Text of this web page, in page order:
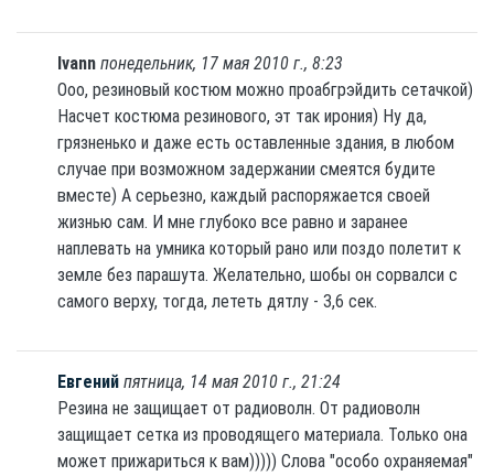
Ivannпонедельник, 17 мая 2010 г., 8:23
Ооо, резиновый костюм можно проабгрэйдить сетачкой)
Насчет костюма резинового, эт так ирония) Ну да,
грязненько и даже есть оставленные здания, в любом
случае при возможном задержании смеятся будите
вместе) А серьезно, каждый распоряжается своей
жизнью сам. И мне глубоко все равно и заранее
наплевать на умника который рано или поздо полетит к
земле без парашута. Желательно, шобы он сорвалси с
самого верху, тогда, лететь дятлу - 3,6 сек.
Евгений пятница, 14 мая 2010 г., 21:24
Резина не защищает от радиоволн. От радиоволн
защищает сетка из проводящего материала. Только она
может прижариться к вам))))) Слова "особо охраняемая"